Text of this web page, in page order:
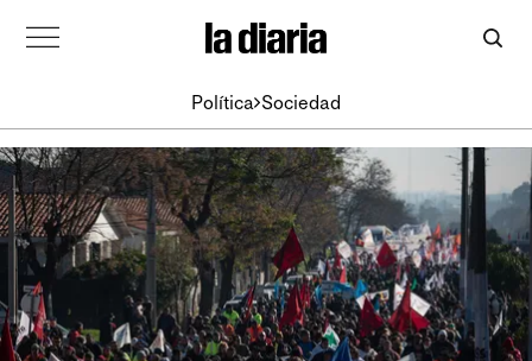
Política Sociedad